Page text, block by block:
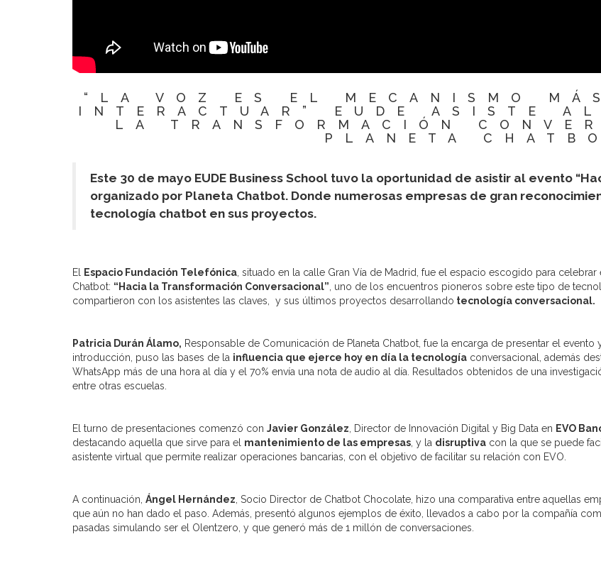
“LA VOZ ES EL MECANISMO
INTERACTUAR” EUDE ASISTE
LA TRANSFORMACIÓN
PLANETA
Este 30 de mayo EUDE Business School tuvo la oportunidad de asistir al evento
organizado por Planeta Chatbot. Donde numerosas empresas de gran
tecnología chatbot en sus proyectos.
El Espacio Fundación Telefónica, situado en la calle Gran Vía de Madrid, fue el espacio escogido para celebrar
Chatbot: “Hacia la Transformación Conversacional”, uno de los encuentros pioneros sobre este tipo de
compartieron con los asistentes las claves, y sus últimos proyectos desarrollando tecnología conversacional.
Patricia Durán Álamo, Responsable de Comunicación de Planeta Chatbot, fue la encarga de presentar el evento
introducción, puso las bases de la influencia que ejerce hoy en día la tecnología conversacional, además
WhatsApp más de una hora al día y el 70% envía una nota de audio al día. Resultados obtenidos de una
entre otras escuelas.
El turno de presentaciones comenzó con Javier González, Director de Innovación Digital y Big Data en EVO
destacando aquella que sirve para el mantenimiento de las empresas, y la disruptiva con la que se puede
asistente virtual que permite realizar operaciones bancarias, con el objetivo de facilitar su relación con EVO.
A continuación, Ángel Hernández, Socio Director de Chatbot Chocolate, hizo una comparativa entre aquellas
que aún no han dado el paso. Además, presentó algunos ejemplos de éxito, llevados a cabo por la compañía
pasadas simulando ser el Olentzero, y que generó más de 1 millón de conversaciones.